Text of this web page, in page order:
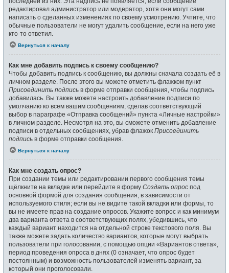
редактировал администратор или модератор, хотя они могут сами
написать о сделанных изменениях по своему усмотрению. Учтите, что
обычные пользователи не могут удалить сообщение, если на него уже
кто-то ответил.
Вернуться к началу
Как мне добавить подпись к своему сообщению?
Чтобы добавить подпись к сообщению, вы должны сначала создать её в
личном разделе. После этого вы можете отметить флажком пункт
Присоединить подпись в форме отправки сообщения, чтобы подпись
добавилась. Вы также можете настроить добавление подписи по
умолчанию ко всем вашим сообщениям, сделав соответствующий
выбор в параграфе «Отправка сообщений» пункта «Личные настройки»
в личном разделе. Несмотря на это, вы сможете отменить добавление
подписи в отдельных сообщениях, убрав флажок Присоединить
подпись в форме отправки сообщения.
Вернуться к началу
Как мне создать опрос?
При создании темы или редактировании первого сообщения темы
щёлкните на вкладке или перейдите в форму Создать опрос под
основной формой для создания сообщения, в зависимости от
используемого стиля; если вы не видите такой вкладки или формы, то
вы не имеете прав на создание опросов. Укажите вопрос и как минимум
два варианта ответа в соответствующих полях, убедившись, что
каждый вариант находится на отдельной строке текстового поля. Вы
также можете задать количество вариантов, которые могут выбрать
пользователи при голосовании, с помощью опции «Вариантов ответа»,
период проведения опроса в днях (0 означает, что опрос будет
постоянным) и возможность пользователей изменять вариант, за
который они проголосовали.